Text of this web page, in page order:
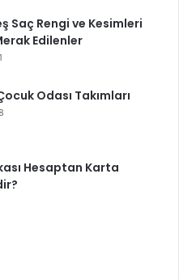
Saç Rengi ve Kesimleri
Edilenler
Odası Takımları
Hesaptan Karta